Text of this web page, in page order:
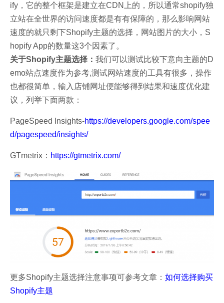
ify，它的整个框架是建立在CDN上的，所以通常shopify独
立站在全世界的访问速度都是有有保障的，那么影响网站
速度的就只剩下Shopify主题的选择，网站图片的大小，S
hopify App的数量这3个因素了。
关于Shopify主题选择： 我们可以测试比较下意向主题的D
emo站点速度作为参考,测试网站速度的工具有很多，操作
也都很简单，输入店铺网址便能够得到结果和速度优化建
议，列举下面两款：
PageSpeed Insights-https://developers.google.com/spee
d/pagespeed/insights/
GTmetrix： https://gtmetrix.com/
更多Shopify主题选择注意事项可参考文章： 如何选择购买
Shopify主题